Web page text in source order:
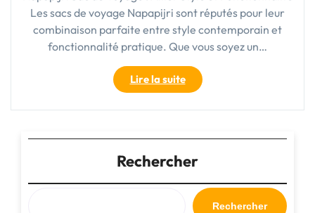
Les sacs de voyage Napapijri sont réputés pour leur
combinaison parfaite entre style contemporain et
fonctionnalité pratique. Que vous soyez un…
Lire la suite"Découvrez
l’Élégance
du
de
Voyage
Napapijri"
Rechercher
Rechercher